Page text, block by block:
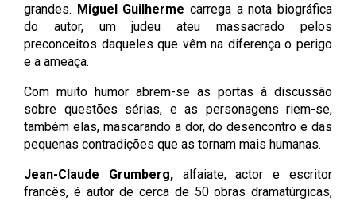
grandes. Miguel Guilherme carrega a nota biográfica
do autor, um judeu ateu massacrado pelos
preconceitos daqueles que vêm na diferença o perigo
e a ameaça.
Com muito humor abrem-se as portas à discussão
sobre questões sérias, e as personagens riem-se,
também elas, mascarando a dor, do desencontro e das
pequenas contradições que as tornam mais humanas.
Jean-Claude Grumberg,alfaiate, actor e escritor
francês, é autor de cerca de 50 obras dramatúrgicas,